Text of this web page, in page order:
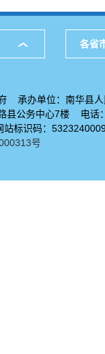
各省
承办单位：南华县人
路县公务中心7楼 电
站标识码：
号